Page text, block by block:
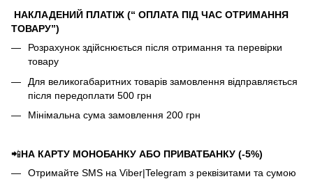
НАКЛАДЕНИЙ ПЛАТІЖ (“ ОПЛАТА ПІД ЧАС ОТРИМАННЯ
ТОВАРУ”)
Розрахунок здійснюється після отримання та перевірки
товару
Для великогабаритних товарів замовлення відправляється
після передоплати 500 грн
Мінімальна сума замовлення 200 грн
📲НА КАРТУ МОНОБАНКУ АБО ПРИВАТБАНКУ (-5%)
Отримайте SMS на Viber|Telegram з реквізитами та сумою